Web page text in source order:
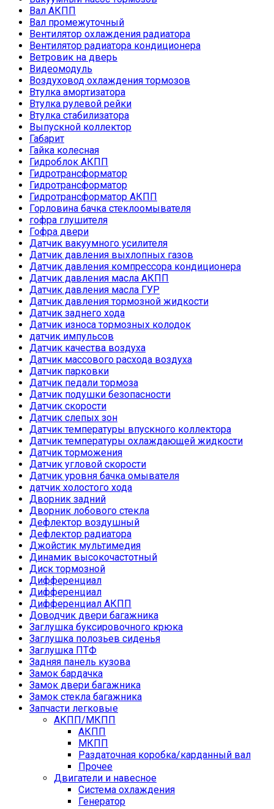
Вал АКПП
Вал промежуточный
Вентилятор охлаждения радиатора
Вентилятор радиатора кондиционера
Ветровик на дверь
Видеомодуль
Воздуховод охлаждения тормозов
Втулка амортизатора
Втулка рулевой рейки
Втулка стабилизатора
Выпускной коллектор
Габарит
Гайка колесная
Гидроблок АКПП
Гидротрансформатор
Гидротрансформатор
Гидротрансформатор АКПП
Горловина бачка стеклоомывателя
гофра глушителя
Гофра двери
Датчик вакуумного усилителя
Датчик давления выхлопных газов
Датчик давления компрессора кондиционера
Датчик давления масла АКПП
Датчик давления масла ГУР
Датчик давления тормозной жидкости
Датчик заднего хода
Датчик износа тормозных колодок
датчик импульсов
Датчик качества воздуха
Датчик массового расхода воздуха
Датчик парковки
Датчик педали тормоза
Датчик подушки безопасности
Датчик скорости
Датчик слепых зон
Датчик температуры впускного коллектора
Датчик температуры охлаждающей жидкости
Датчик торможения
Датчик угловой скорости
Датчик уровня бачка омывателя
датчик холостого хода
Дворник задний
Дворник лобового стекла
Дефлектор воздушный
Дефлектор радиатора
Джойстик мультимедия
Динамик высокочастотный
Диск тормозной
Дифференциал
Дифференциал
Дифференциал АКПП
Доводчик двери багажника
Заглушка буксировочного крюка
Заглушка полозьев сиденья
Заглушка ПТФ
Задняя панель кузова
Замок бардачка
Замок двери багажника
Замок стекла багажника
Запчасти легковые
АКПП/МКПП
АКПП
МКПП
Раздаточная коробка/карданный вал
Прочее
Двигатели и навесное
Cистема охлаждения
Генератор